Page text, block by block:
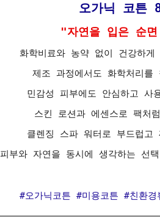
오가닉 코튼
"자연을 입은 순
화학비료와 농약 없이 건강하
제조 과정에서도 화학처리를
민감성 피부에도 안심하고 사
스킨 로션과 에센스로 팩처
클렌징 스파 워터로 부드럽고
피부와 자연을 동시에 생각하는 선
#오가닉코튼 #미용코튼 #친환경